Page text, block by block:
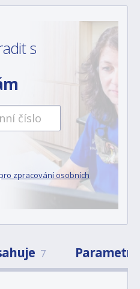
s
zpracování osobních
7 Parametry